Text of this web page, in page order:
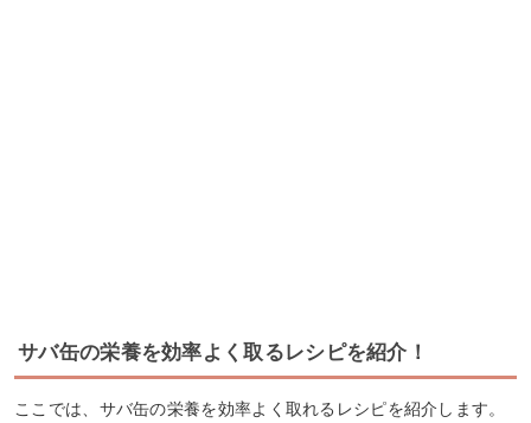
サバ缶の栄養を効率よく取るレシピを紹介！
ここでは、サバ缶の栄養を効率よく取れるレシピを紹介します。